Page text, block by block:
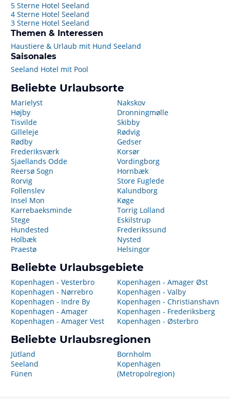
5 Sterne Hotel Seeland
4 Sterne Hotel Seeland
3 Sterne Hotel Seeland
Themen & Interessen
Haustiere & Urlaub mit Hund Seeland
Saisonales
Seeland Hotel mit Pool
Beliebte Urlaubsorte
Marielyst
Højby
Tisvilde
Gilleleje
Rødby
Frederiksværk
Sjaellands Odde
Reersø Sogn
Rorvig
Follenslev
Insel Mon
Karrebaeksminde
Stege
Hundested
Holbæk
Praestø
Nakskov
Dronningmølle
Skibby
Rødvig
Gedser
Korsør
Vordingborg
Hornbæk
Store Fuglede
Kalundborg
Køge
Torrig Lolland
Eskilstrup
Frederikssund
Nysted
Helsingor
Beliebte Urlaubsgebiete
Kopenhagen - Vesterbro
Kopenhagen - Nørrebro
Kopenhagen - Indre By
Kopenhagen - Amager
Kopenhagen - Amager Vest
Kopenhagen - Amager Øst
Kopenhagen - Valby
Kopenhagen - Christianshavn
Kopenhagen - Frederiksberg
Kopenhagen - Østerbro
Beliebte Urlaubsregionen
Jütland
Seeland
Fünen
Bornholm
Kopenhagen
(Metropolregion)